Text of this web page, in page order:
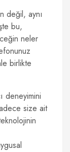
değil, aynı
bu,
neler
birlikte
deneyimini
size ait